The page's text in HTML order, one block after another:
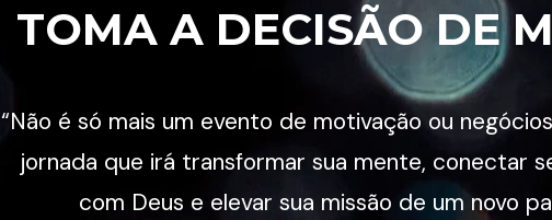
TOMA A DECISÃO DE
“Não é só mais um evento de motivação ou
jornada que irá transformar sua mente, conectar
com Deus e elevar sua missão de um novo